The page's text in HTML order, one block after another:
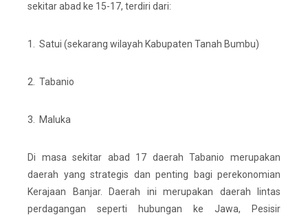
sekitar abad ke 15-17, terdiri dari:
1. Satui (sekarang wilayah Kabupaten Tanah Bumbu)
2. Tabanio
3. Maluka
Di masa sekitar abad 17 daerah Tabanio merupakan
daerah yang strategis dan penting bagi perekonomian
Kerajaan Banjar. Daerah ini merupakan daerah lintas
perdagangan seperti hubungan ke Jawa, Pesisir